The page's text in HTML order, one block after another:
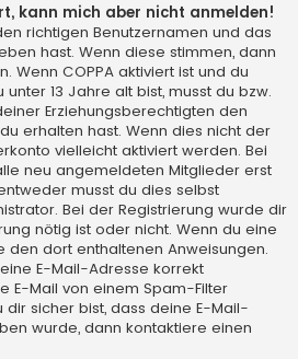
kann mich aber nicht anmelden!
richtigen Benutzernamen und das
hast. Wenn diese stimmen, dann
Wenn COPPA aktiviert ist und du
13 Jahre alt bist, musst du bzw.
Erziehungsberechtigten den
erhalten hast. Wenn dies nicht der
vielleicht aktiviert werden. Bei
neu angemeldeten Mitglieder erst
musst du dies selbst
Bei der Registrierung wurde dir
nötig ist oder nicht. Wenn du eine
den dort enthaltenen Anweisungen.
E-Mail-Adresse korrekt
E-Mail von einem Spam-Filter
sicher bist, dass deine E-Mail-
wurde, dann kontaktiere einen